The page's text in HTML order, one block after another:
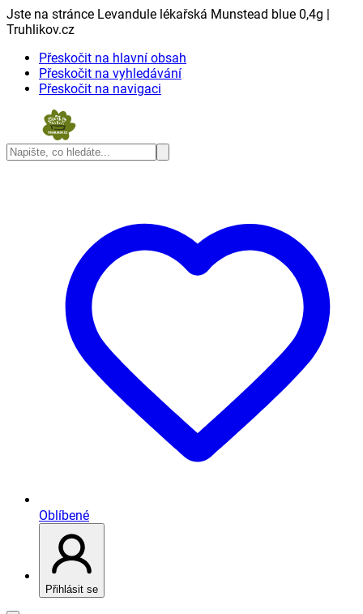
Jste na stránce Levandule lékařská Munstead blue 0,4g |
Truhlikov.cz
Přeskočit na hlavní obsah
Přeskočit na vyhledávání
Přeskočit na navigaci
Oblíbené
Přihlásit se